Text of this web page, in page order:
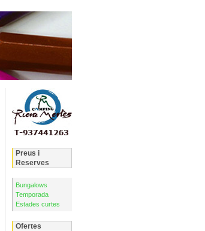
Preus i
Reserves
Bungalows
Temporada
Estades curtes
Ofertes